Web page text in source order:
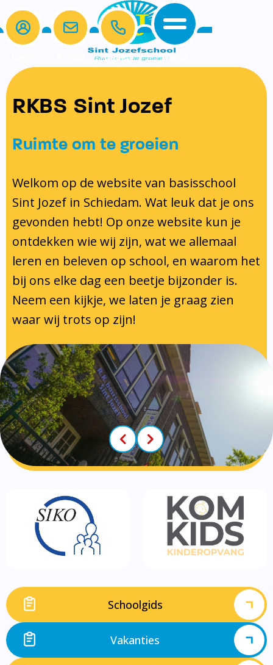
Home
De school
Schoolregels
Formulieren
Schoolgids en kalender
Kalender 2025-2026
Schooltijden
Ons Team
Gymrooster
Vakanties en Lesvrije dagen
Klachtenregeling
Privacy regelement
Partners
Ouders
Ouders
Medezeggenschapsraad
Ouderbijdrage
Samen Leren
Lezen
Taal
Rekenen
Protocollen
Protocol omgang met gescheiden
ouders
Pestprotocol
Gedragsprotocol
Luizenprotocol
Inspectie en leerplicht
Inschrijven en indelen van leerlingen
Tussenschoolse opvang
Voorschoolse- en naschoolse
opvang
Contact
Bellen Menu
RKBS Sint Jozef
Ruimte om te groeien
Welkom op de website van basisschool
Sint Jozef in Schiedam. Wat leuk dat je ons
gevonden hebt! Op onze website kun je
ontdekken wie wij zijn, wat we allemaal
leren en beleven op school, en waarom het
bij ons elke dag een beetje bijzonder is.
Neem een kijkje, we laten je graag zien
waar wij trots op zijn!
Schoolgids
Vakanties